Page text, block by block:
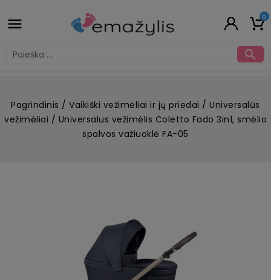
 0

Pagrindinis Vaikiški vežimėliai ir jų priedai
Universalūs
vežimėliai
Universalus vežimėlis Coletto Fado 3in1, smėlio
spalvos važiuoklė FA-05